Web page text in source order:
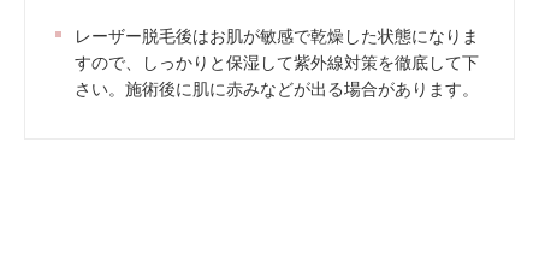
レーザー脱毛後はお肌が敏感で乾燥した状態になりま
すので、しっかりと保湿して紫外線対策を徹底して下
さい。施術後に肌に赤みなどが出る場合があります。